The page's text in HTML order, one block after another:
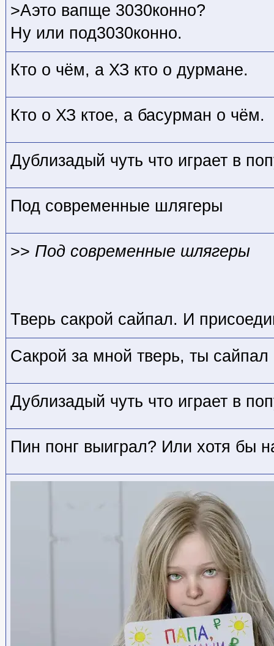
>Аэто вапще 3030конно?
Ну или под3030конно.
Кто о чём, а ХЗ кто о дурмане.
Кто о ХЗ ктое, а басурман о чём.
Дублизадый чуть что играет в
Под современные шлягеры
>> Под современные шлягеры
Тверь сакрой сайпал. И
Сакрой за мной тверь, ты сайпал
Дублизадый чуть что играет в
Пин понг выиграл? Или хотя бы